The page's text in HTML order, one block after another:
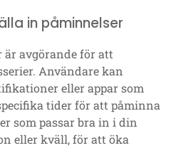
in påminnelser
avgörande för att
Användare kan
eller appar som
tider för att påminna
som passar bra in i din
eller kväll, för att öka